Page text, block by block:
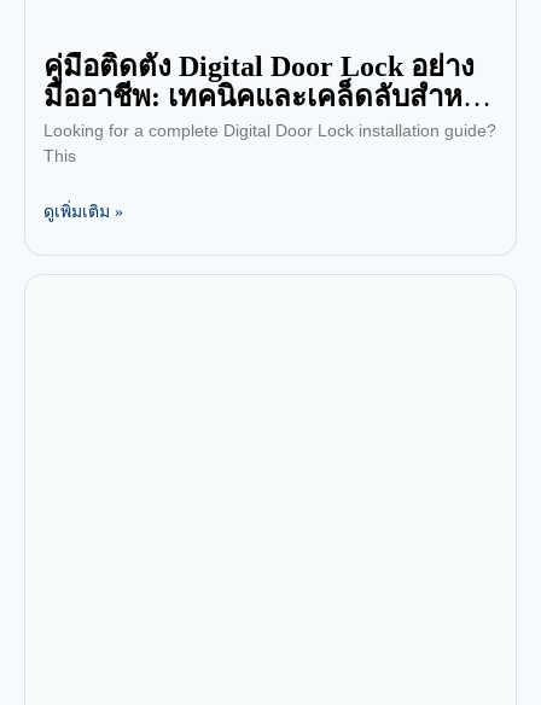
คู่มือติดตั้ง Digital Door Lock อย่าง
มืออาชีพ: เทคนิคและเคล็ดลับสำหรับ
ช่าง
Looking for a complete Digital Door Lock installation guide?
This
ดูเพิ่มเติม »